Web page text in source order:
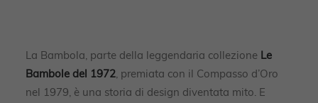
La Bambola, parte della leggendaria collezione Le
Bambole del 1972, premiata con il Compasso d’Oro
nel 1979, è una storia di design diventata mito. E